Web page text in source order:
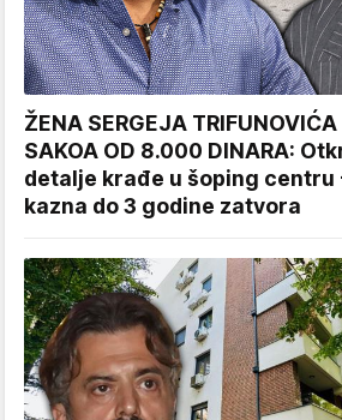
ŽENA SERGEJA
SAKOA OD 8.000 DINARA:
detalje krađe u šoping
kazna do 3 godine zatvora